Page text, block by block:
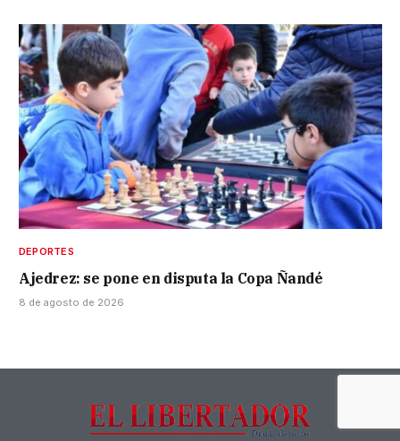
DEPORTES
Ajedrez: se pone en disputa la Copa Ñandé
8 de agosto de 2026